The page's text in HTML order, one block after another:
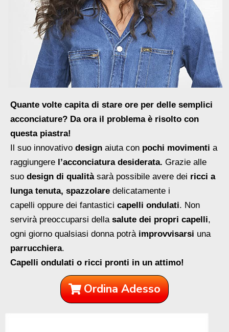
Quante volte capita di stare ore per delle semplici
acconciature? Da ora il problema è risolto con
questa piastra!
Il suo innovativo design aiuta con pochi movimenti a
raggiungere l’acconciatura desiderata. Grazie alle
suo design di qualitàsarà possibile avere dei ricci a
lunga tenuta, spazzolare delicatamente i
capelli oppure dei fantastici capelli ondulati. Non
servirà preoccuparsi della salute dei propri capelli,
ogni giorno qualsiasi donna potrà improvvisarsi una
parrucchiera.
Capelli ondulati o ricci pronti in un attimo!
Ordina Adesso